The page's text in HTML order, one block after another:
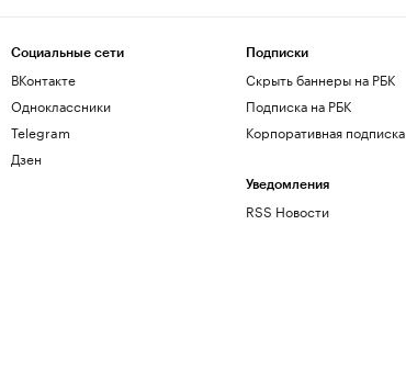
Социальные сети
ВКонтакте
Одноклассники
Telegram
Дзен
Подписки
Скрыть баннеры на РБК
Подписка на РБК
Корпоративная подписка
Уведомления
RSS Новости